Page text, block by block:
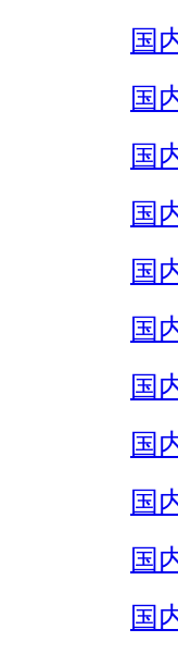
国
国
国
国
国
国
国
国
国
国
国